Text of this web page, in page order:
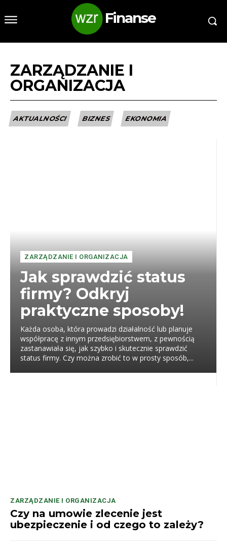
Finanse
ZARZĄDZANIE I
ORGANIZACJA
AKTUALNOŚCI BIZNES EKONOMIA
ZARZĄDZANIE I ORGANIZACJA
Jak sprawdzić status
firmy? Odkryj
praktyczne sposoby!
Każda osoba, która prowadzi działalność lub planuje
współpracę z innym przedsiębiorstwem, z pewnością
zastanawiała się, jak szybko i skutecznie sprawdzić
status firmy. Czy można zrobić to w prosty sposób,...
ZARZĄDZANIE I ORGANIZACJA
Czy na umowie zlecenie jest
ubezpieczenie i od czego to zależy?